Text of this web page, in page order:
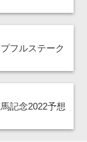
フルステーク
記念2022予想